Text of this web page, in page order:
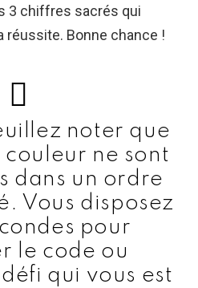
3 chiffres sacrés qui
réussite. Bonne chance !
noter que
couleur ne sont
dans un ordre
Vous disposez
pour
le code ou
qui vous est